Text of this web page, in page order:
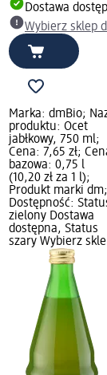
Dostawa
Wybierz sklep
Marka: dmBio;
produktu: Ocet
jabłkowy, 750 ml;
Cena: 7,65 zł;
bazowa: 0,75 l
(10,20 zł za 1 l);
Produkt marki dm;
Dostępność:
zielony Dostawa
dostępna, Status
szary Wybierz